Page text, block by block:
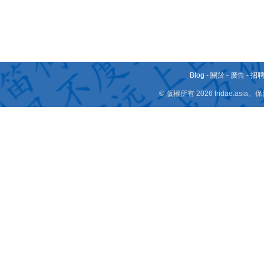
Blog - 關於 - 廣告 -招
© 版權所有 2026 fridae.asia。